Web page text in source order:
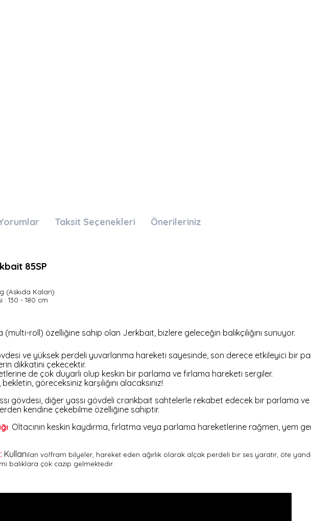
Taksit Seçenekleri Önerileriniz
85SP
(Askıda Kalan)
: 130 - 180 cm
roll) özelliğine sahip olan Jerkbait, bizlere geleceğin balıkçılığını sunuyor.
ve yüksek perdeli yuvarlanma hareketi sayesinde, son derece etkileyici bir
dikkatini çekecektir.
de çok duyarlı olup keskin bir parlama ve fırlama hareketi sergiler.
göreceksiniz karşılığını alacaksınız!
gövdesi, diğer yassı gövdeli crankbait sahtelerle rekabet edecek bir parlama
kendine çekebilme özelliğine sahiptir.
ığı: Oltacının keskin kaydırma, fırlatma veya parlama hareketlerine rağmen, yem
Kullanılan volfram bilyeler, hareket eden ağırlık olarak alçak perdeli bir ses yaratır, öte
balıklara çok cazip gelmektedir.